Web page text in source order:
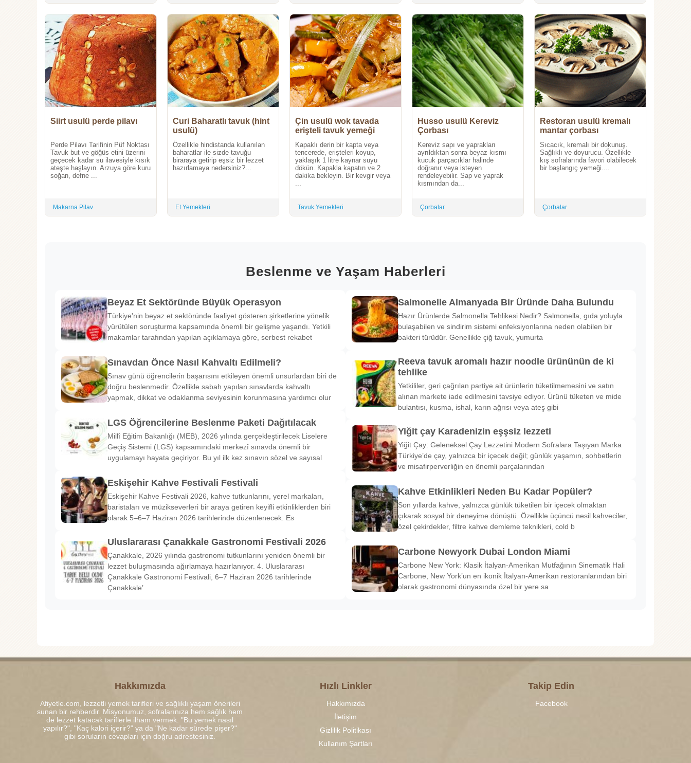
Siirt usulü perde pilavı
Perde Pilavı Tarifinin Püf Noktası
Tavuk but ve göğüs etini üzerini
geçecek kadar su ilavesiyle kısık
ateşte haşlayın. Arzuya göre kuru
soğan, defne ...
Makarna Pilav
Curi Baharatlı tavuk (hint
usulü)
Özellikle hindistanda kullanılan
baharatlar ile sizde tavuğu
biraraya getirip eşsiz bir lezzet
hazırlamaya nedersiniz?...
Et Yemekleri
Çin usulü wok tavada
erişteli tavuk yemeği
Kapaklı derin bir kapta veya
tencerede, erişteleri koyup,
yaklaşık 1 litre kaynar suyu
dökün. Kapakla kapatın ve 2
dakika bekleyin. Bir kevgir veya
...
Tavuk Yemekleri
Husso usulü Kereviz
Çorbası
Kereviz sapı ve yaprakları
ayrıldıktan sonra beyaz kısmı
kucuk parçacıklar halinde
doğranır veya isteyen
rendeleyebilir. Sap ve yaprak
kısmından da...
Çorbalar
Restoran usulü kremalı
mantar çorbası
Sıcacık, kremalı bir dokunuş.
Sağlıklı ve doyurucu. Özellikle
kış sofralarında favori olabilecek
bir başlangıç yemeği....
Çorbalar
Beslenme ve Yaşam Haberleri
Beyaz Et Sektöründe Büyük Operasyon
Türkiye'nin beyaz et sektöründe faaliyet gösteren şirketlerine yönelik
yürütülen soruşturma kapsamında önemli bir gelişme yaşandı. Yetkili
makamlar tarafından yapılan açıklamaya göre, serbest rekabet
Sınavdan Önce Nasıl Kahvaltı Edilmeli?
Sınav günü öğrencilerin başarısını etkileyen önemli unsurlardan biri de
doğru beslenmedir. Özellikle sabah yapılan sınavlarda kahvaltı
yapmak, dikkat ve odaklanma seviyesinin korunmasına yardımcı olur
LGS Öğrencilerine Beslenme Paketi Dağıtılacak
Millî Eğitim Bakanlığı (MEB), 2026 yılında gerçekleştirilecek Liselere
Geçiş Sistemi (LGS) kapsamındaki merkezî sınavda önemli bir
uygulamayı hayata geçiriyor. Bu yıl ilk kez sınavın sözel ve sayısal
Eskişehir Kahve Festivali Festivali
Eskişehir Kahve Festivali 2026, kahve tutkunlarını, yerel markaları,
baristaları ve müzikseverleri bir araya getiren keyifli etkinliklerden biri
olarak 5–6–7 Haziran 2026 tarihlerinde düzenlenecek. Es
Uluslararası Çanakkale Gastronomi Festivali 2026
Çanakkale, 2026 yılında gastronomi tutkunlarını yeniden önemli bir
lezzet buluşmasında ağırlamaya hazırlanıyor. 4. Uluslararası
Çanakkale Gastronomi Festivali, 6–7 Haziran 2026 tarihlerinde
Çanakkale’
Salmonelle Almanyada Bir Üründe Daha Bulundu
Hazır Ürünlerde Salmonella Tehlikesi Nedir? Salmonella, gıda yoluyla
bulaşabilen ve sindirim sistemi enfeksiyonlarına neden olabilen bir
bakteri türüdür. Genellikle çiğ tavuk, yumurta
Reeva tavuk aromalı hazır noodle ürününün de ki
tehlike
Yetkililer, geri çağrılan partiye ait ürünlerin tüketilmemesini ve satın
alınan markete iade edilmesini tavsiye ediyor. Ürünü tüketen ve mide
bulantısı, kusma, ishal, karın ağrısı veya ateş gibi
Yiğit çay Karadenizin eşşsiz lezzeti
Yiğit Çay: Geleneksel Çay Lezzetini Modern Sofralara Taşıyan Marka
Türkiye’de çay, yalnızca bir içecek değil; günlük yaşamın, sohbetlerin
ve misafirperverliğin en önemli parçalarından
Kahve Etkinlikleri Neden Bu Kadar Popüler?
Son yıllarda kahve, yalnızca günlük tüketilen bir içecek olmaktan
çıkarak sosyal bir deneyime dönüştü. Özellikle üçüncü nesil kahveciler,
özel çekirdekler, filtre kahve demleme teknikleri, cold b
Carbone Newyork Dubai London Miami
Carbone New York: Klasik İtalyan-Amerikan Mutfağının Sinematik Hali
Carbone, New York’un en ikonik İtalyan-Amerikan restoranlarından biri
olarak gastronomi dünyasında özel bir yere sa
Hakkımızda
Afiyetle.com, lezzetli yemek tarifleri ve sağlıklı yaşam önerileri
sunan bir rehberdir. Misyonumuz, sofralarınıza hem sağlık hem
de lezzet katacak tariflerle ilham vermek. "Bu yemek nasıl
yapılır?", "Kaç kalori içerir?" ya da "Ne kadar sürede pişer?"
gibi soruların cevapları için doğru adrestesiniz.
Hızlı Linkler
Hakkımızda
İletişim
Gizlilik Politikası
Kullanım Şartları
Takip Edin
Facebook